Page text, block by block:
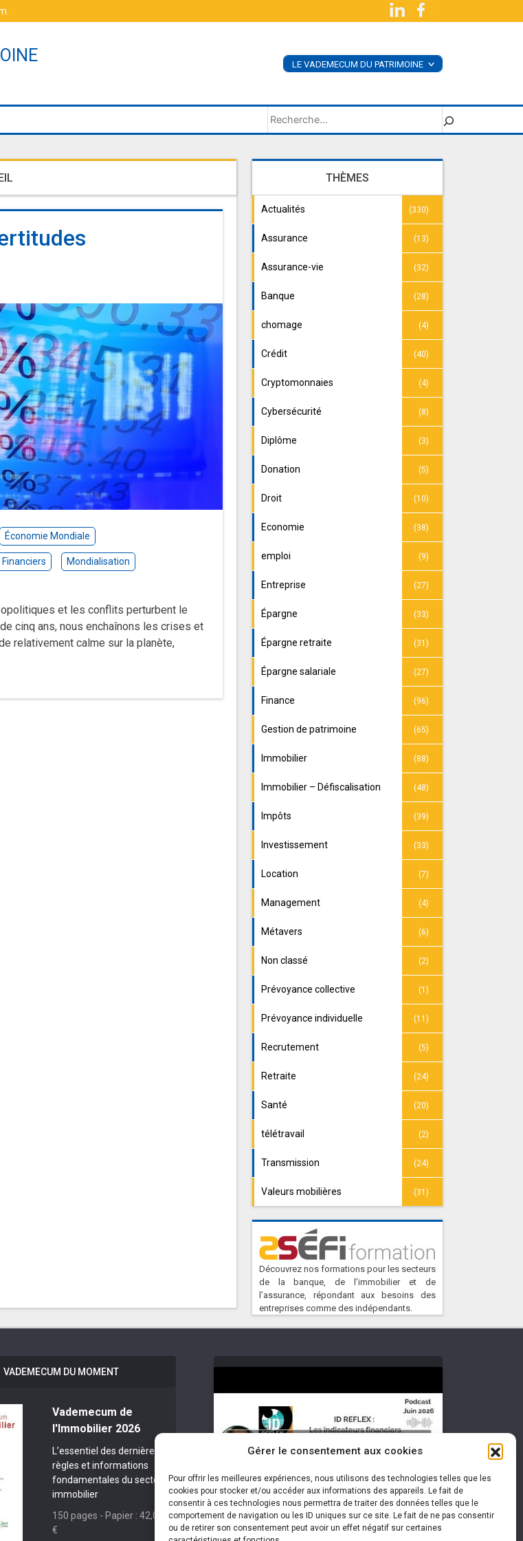
Gérer le consentement aux cookies
Pour offrir les meilleures expériences, nous utilisons des technologies telles que les
cookies pour stocker et/ou accéder aux informations des appareils. Le fait de
consentir à ces technologies nous permettra de traiter des données telles que le
comportement de navigation ou les ID uniques sur ce site. Le fait de ne pas consentir
ou de retirer son consentement peut avoir un effet négatif sur certaines
LE VADEMECUM DU PATRIMOINE <
Rechercher
Économie Mondiale
Mondialisation
et les conflits perturbent le
cinq ans, nous enchaînons les crises et
relativement calme sur la planète,
THÈMES
Actualités (330)
Assurance (13)
Assurance-vie (32)
Banque (28)
chomage (4)
Crédit (40)
Cryptomonnaies (4)
Cybersécurité (8)
Diplôme (3)
Donation (5)
Droit (10)
Economie (38)
emploi (9)
Entreprise (27)
Épargne (33)
Épargne retraite (31)
Épargne salariale (27)
Finance (96)
Gestion de patrimoine (65)
Immobilier (88)
Immobilier – Défiscalisation (48)
Impôts (39)
Investissement (33)
Location (7)
Management (4)
Métavers (6)
Non classé (2)
Prévoyance collective (1)
Prévoyance individuelle (11)
Recrutement (5)
Retraite (24)
Santé (20)
télétravail (2)
Transmission (24)
Valeurs mobilières (31)
Découvrez nos formations pour les secteurs
de la banque, de l’immobilier et de
l’assurance, répondant aux besoins des
entreprises comme des indépendants.
VADEMECUM DU MOMENT
Vademecum de
l'Immobilier 2026
L’essentiel des dernières
règles et informations
fondamentales du secteur
immobilier
150 pages - Papier : 42,00
€
Cliquez pour accepter les cookies